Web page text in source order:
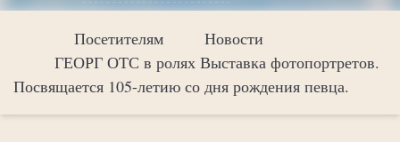
Посетителям
Новости
ГЕОРГ ОТС в ролях Выставка фотопортретов.
Посвящается 105-летию со дня рождения певца.